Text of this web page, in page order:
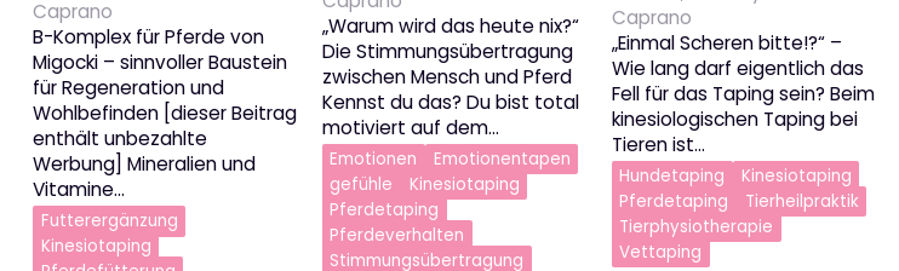
Caprano
B-Komplex für Pferde von
Migocki – sinnvoller Baustein
für Regeneration und
Wohlbefinden [dieser Beitrag
enthält unbezahlte
Werbung] Mineralien und
Vitamine…
Futterergänzung
Kinesiotaping
„Warum wird das heute nix?“
Die Stimmungsübertragung
zwischen Mensch und Pferd
Kennst du das? Du bist total
motiviert auf dem…
Emotionen
Emotionentapen
gefühle
Kinesiotaping
Pferdetaping
Pferdeverhalten
Stimmungsübertragung
Caprano
„Einmal Scheren bitte!?“ –
Wie lang darf eigentlich das
Fell für das Taping sein? Beim
kinesiologischen Taping bei
Tieren ist…
Hundetaping
Kinesiotaping
Pferdetaping
Tierheilpraktik
Tierphysiotherapie
Vettaping